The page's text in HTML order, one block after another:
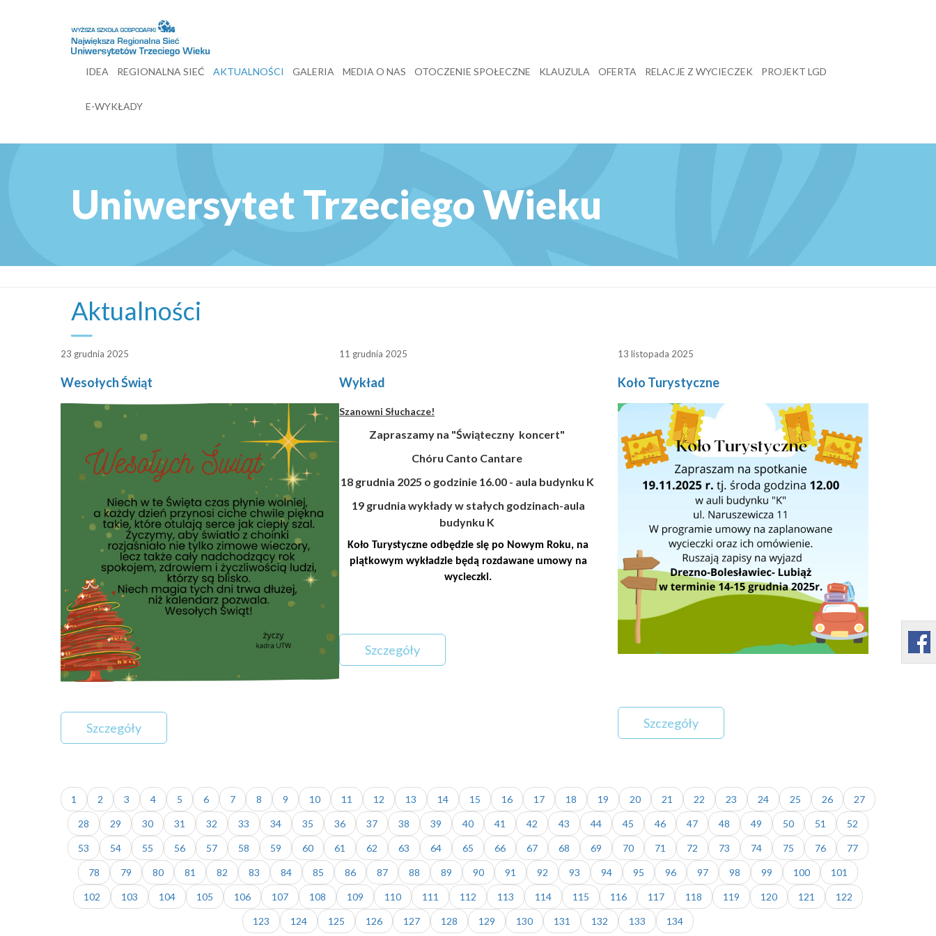
IDEA REGIONALNA SIEĆ AKTUALNOŚCI GALERIA MEDIA O NAS OTOCZENIE SPOŁECZNE KLAUZULA OFERTA RELACJE Z WYCIECZEK PROJEKT LGD
E-WYKŁADY
Uniwersytet Trzeciego Wieku
Aktualności
23 grudnia 2025
Wesołych Świąt
Szczegóły
11 grudnia 2025
Wykład
Szanowni Słuchacze!
Zapraszamy na "Świąteczny koncert"
Chóru Canto Cantare
18 grudnia 2025 o godzinie 16.00 - aula budynku K
19 grudnia wykłady w stałych godzinach-aula
budynku K
Koło Turystyczne odbędzie się po Nowym Roku, na
piątkowym wykładzie będą rozdawane umowy na
wycieczki.
Szczegóły
13 listopada 2025
Koło Turystyczne
Szczegóły
1 2 3 4 5 6 7 8 9 10 11 12 13 14 15 16 17 18 19 20 21 22 23 24 25 26 27
28 29 30 31 32 33 34 35 36 37 38 39 40 41 42 43 44 45 46 47 48 49 50 51 52
53 54 55 56 57 58 59 60 61 62 63 64 65 66 67 68 69 70 71 72 73 74 75 76 77
78 79 80 81 82 83 84 85 86 87 88 89 90 91 92 93 94 95 96 97 98 99 100 101
102 103 104 105 106 107 108 109 110 111 112 113 114 115 116 117 118 119 120 121 122
123 124 125 126 127 128 129 130 131 132 133 134